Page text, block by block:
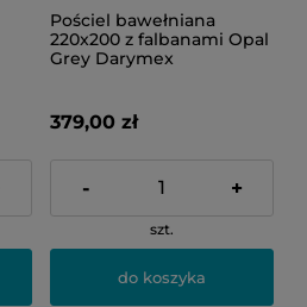
Pościel bawełniana
220x200 z falbanami Opal
Grey Darymex
379,00 zł
- +
szt.
do koszyka